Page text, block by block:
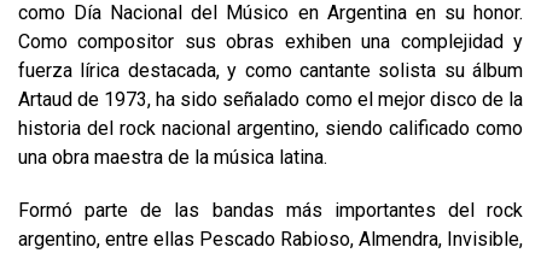
como Día Nacional del Músico en Argentina en su honor.
Como compositor sus obras exhiben una complejidad y
fuerza lírica destacada, y como cantante solista su álbum
Artaud de 1973, ha sido señalado como el mejor disco de la
historia del rock nacional argentino, siendo calificado como
una obra maestra de la música latina.
Formó parte de las bandas más importantes del rock
argentino, entre ellas Pescado Rabioso, Almendra, Invisible,